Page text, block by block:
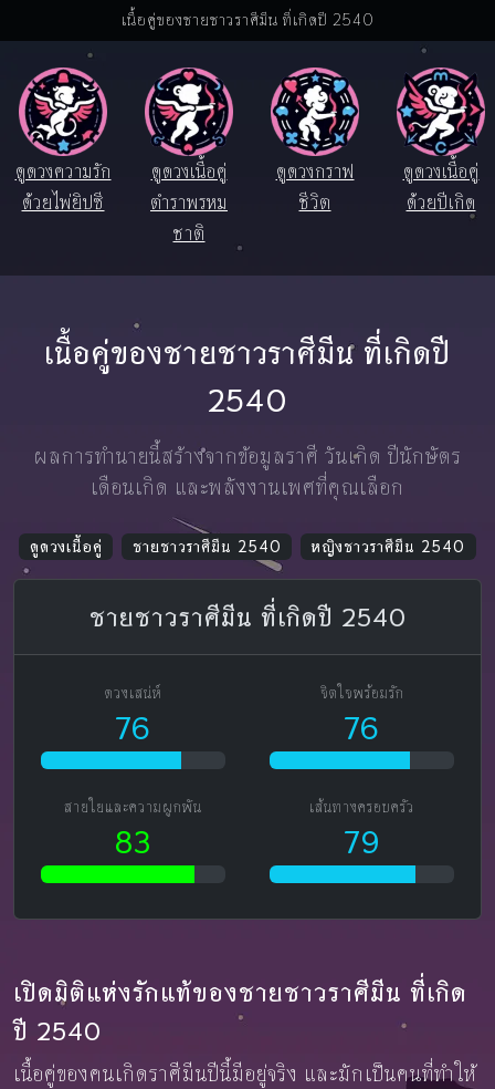
เนื้อคู่ของชายชาวราศีมีน ที่เกิดปี 2540
ดูดวงความรัก
ด้วยไพ่ยิปซี
ดูดวงเนื้อคู่
ตำราพรหม
ชาติ
ดูดวงกราฟ
ชีวิต
ดูดวงเนื้อคู่
ด้วยปีเกิด
เนื้อคู่ของชายชาวราศีมีน ที่เกิดปี
2540
ผลการทำนายนี้สร้างจากข้อมูลราศี วันเกิด ปีนักษัตร
เดือนเกิด และพลังงานเพศที่คุณเลือก
ดูดวงเนื้อคู่ ชายชาวราศีมีน 2540 หญิงชาวราศีมีน 2540
ชายชาวราศีมีน ที่เกิดปี 2540
ดวงเสน่ห์
76
จิตใจพร้อมรัก
76
สายใยและความผูกพัน
83
เส้นทางครอบครัว
79
เปิดมิติแห่งรักแท้ของชายชาวราศีมีน ที่เกิด
ปี 2540
เนื้อคู่ของคนเกิดราศีมีนปีนี้มีอยู่จริง และมักเป็นคนที่ทำให้